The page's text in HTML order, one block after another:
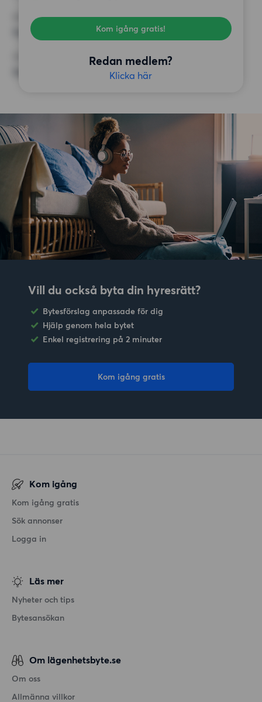
Kom igång gratis!
Redan medlem?
Klicka här
Inga speciella krav
ÖVRIGA PREFERENSER
Inga speciella preferenser
Vill du också byta din hyresrätt?
Bytesförslag anpassade för dig
Hjälp genom hela bytet
Enkel registrering på 2 minuter
Kom igång gratis
Kom igång
Kom igång gratis
Sök annonser
Logga in
Läs mer
Nyheter och tips
Bytesansökan
Om lägenhetsbyte.se
Om oss
Allmänna villkor